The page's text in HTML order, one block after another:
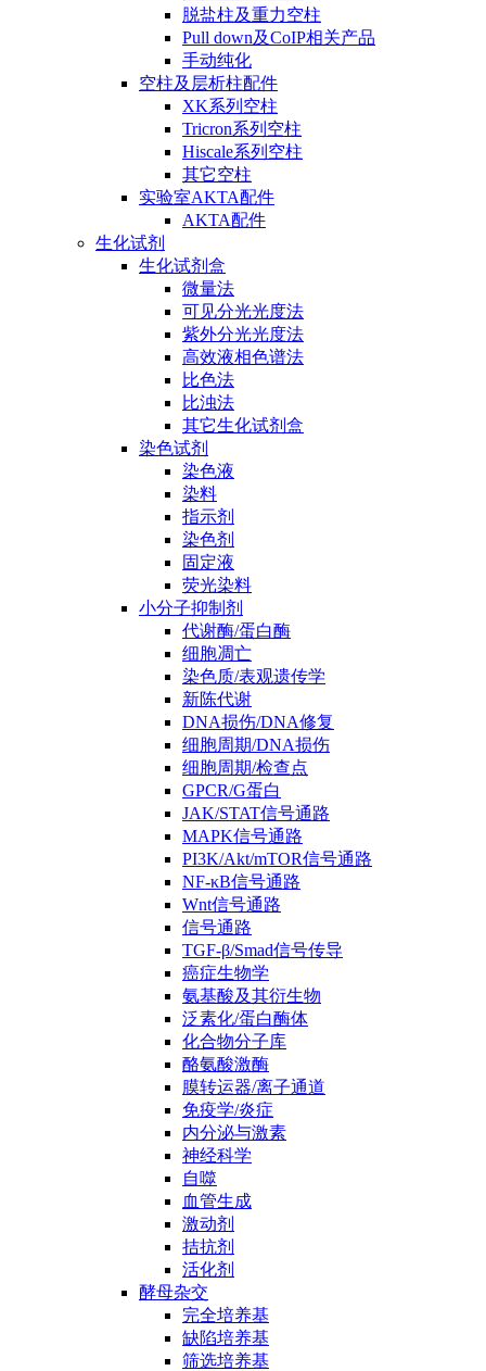
脱盐柱及重力空柱
Pull down及CoIP相关产品
手动纯化
空柱及层析柱配件
XK系列空柱
Tricron系列空柱
Hiscale系列空柱
其它空柱
实验室AKTA配件
AKTA配件
生化试剂
生化试剂盒
微量法
可见分光光度法
紫外分光光度法
高效液相色谱法
比色法
比浊法
其它生化试剂盒
染色试剂
染色液
染料
指示剂
染色剂
固定液
荧光染料
小分子抑制剂
代谢酶/蛋白酶
细胞凋亡
染色质/表观遗传学
新陈代谢
DNA损伤/DNA修复
细胞周期/DNA损伤
细胞周期/检查点
GPCR/G蛋白
JAK/STAT信号通路
MAPK信号通路
PI3K/Akt/mTOR信号通路
NF-κB信号通路
Wnt信号通路
信号通路
TGF-β/Smad信号传导
癌症生物学
氨基酸及其衍生物
泛素化/蛋白酶体
化合物分子库
酪氨酸激酶
膜转运器/离子通道
免疫学/炎症
内分泌与激素
神经科学
自噬
血管生成
激动剂
拮抗剂
活化剂
酵母杂交
完全培养基
缺陷培养基
筛选培养基